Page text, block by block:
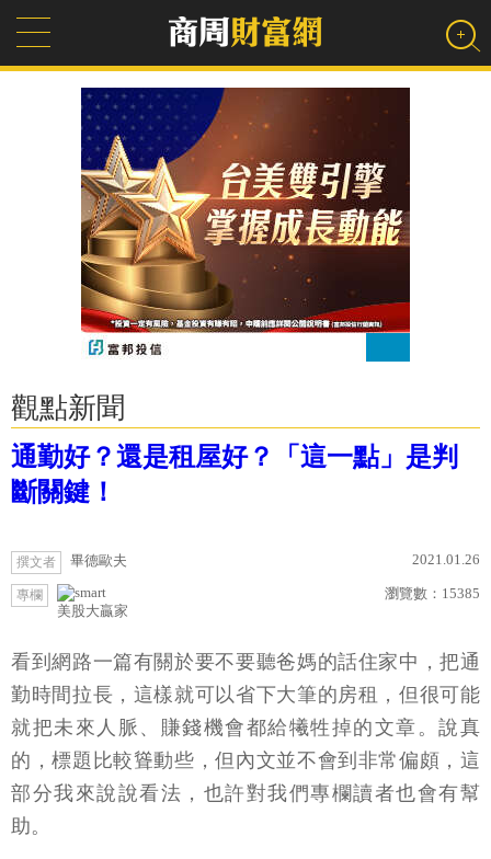
觀點新聞
通勤好？還是租屋好？「這一點」是判
斷關鍵！
撰文者 畢德歐夫 2021.01.26
專欄
美股大贏家
瀏覽數： 15385
看到網路一篇有關於要不要聽爸媽的話住家中，把通
勤時間拉長，這樣就可以省下大筆的房租，但很可能
就把未來人脈、賺錢機會都給犧牲掉的文章。說真
的，標題比較聳動些，但內文並不會到非常偏頗，這
部分我來說說看法，也許對我們專欄讀者也會有幫
助。